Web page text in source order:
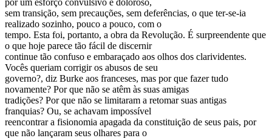
por um esforço convulsivo e doloroso,
sem transição, sem precauções, sem deferências, o que ter-se-ia
realizado sozinho, pouco a pouco, com o
tempo. Esta foi, portanto, a obra da Revolução. É surpreendente que
o que hoje parece tão fácil de discernir
continue tão confuso e embaraçado aos olhos dos clarividentes.
Vocês queriam corrigir os abusos de seu
governo?, diz Burke aos franceses, mas por que fazer tudo
novamente? Por que não se atêm às suas amigas
tradições? Por que não se limitaram a retomar suas antigas
franquias? Ou, se achavam impossível
reencontrar a fisionomia apagada da constituição de seus pais, por
que não lançaram seus olhares para o